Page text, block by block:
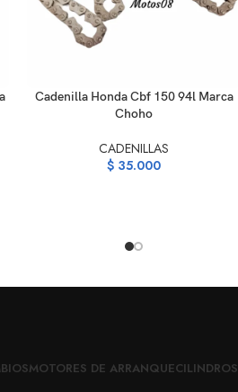
AÑADIR AL CARRITO
Cadenilla Honda Cbf 150 94l Marca
Choho
CADENILLAS
$ 35.000
MOTORES DE ARRANQUECILINDROS